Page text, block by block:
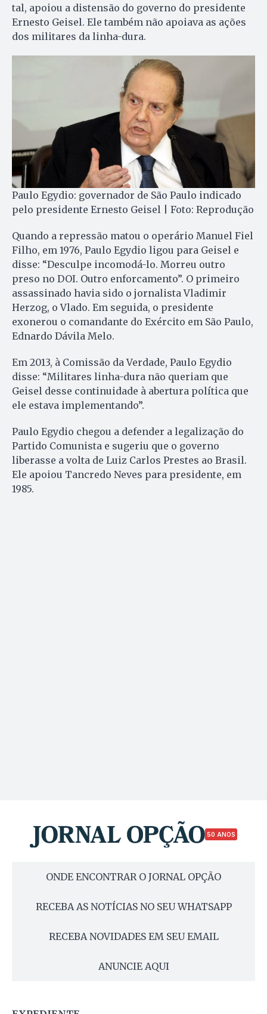
tal, apoiou a distensão do governo do presidente
Ernesto Geisel. Ele também não apoiava as ações
dos militares da linha-dura.
Paulo Egydio: governador de São Paulo indicado
pelo presidente Ernesto Geisel | Foto: Reprodução
Quando a repressão matou o operário Manuel Fiel
Filho, em 1976, Paulo Egydio ligou para Geisel e
disse: “Desculpe incomodá-lo. Morreu outro
preso no DOI. Outro enforcamento”. O primeiro
assassinado havia sido o jornalista Vladimir
Herzog, o Vlado. Em seguida, o presidente
exonerou o comandante do Exército em São Paulo,
Ednardo Dávila Melo.
Em 2013, à Comissão da Verdade, Paulo Egydio
disse: “Militares linha-dura não queriam que
Geisel desse continuidade à abertura política que
ele estava implementando”.
Paulo Egydio chegou a defender a legalização do
Partido Comunista e sugeriu que o governo
liberasse a volta de Luiz Carlos Prestes ao Brasil.
Ele apoiou Tancredo Neves para presidente, em
1985.
50 ANOS
ONDE ENCONTRAR O JORNAL OPÇÃO
RECEBA AS NOTÍCIAS NO SEU WHATSAPP
RECEBA NOVIDADES EM SEU EMAIL
ANUNCIE AQUI